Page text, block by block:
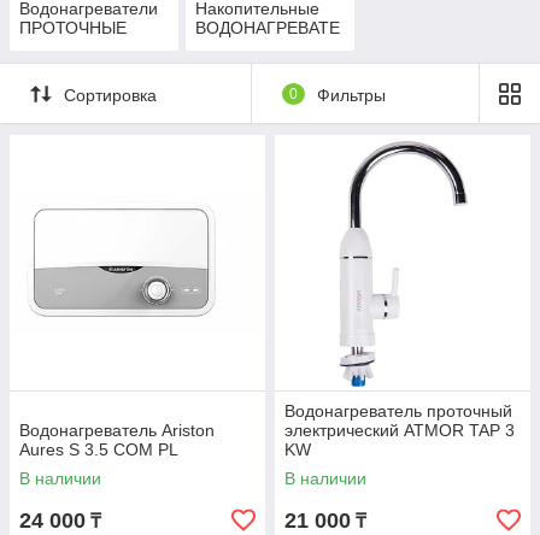
Водонагреватели
ПРОТОЧНЫЕ
Накопительные
ВОДОНАГРЕВАТЕ
Сортировка 0 Фильтры
Водонагреватель Ariston
Aures S 3.5 COM PL
В наличии
24 000 ₸
Водонагреватель проточный
электрический ATMOR TAP 3
KW
В наличии
21 000 ₸